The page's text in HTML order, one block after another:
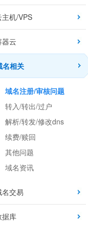
主机/VPS
器云
名相关
域名注册/审核问题
转入/转出/过户
解析/转发/修改dns
续费/赎回
其他问题
域名资讯
名交易
据库